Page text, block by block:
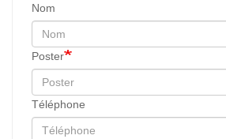
Nom
Poster
Téléphone